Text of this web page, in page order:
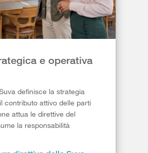
e operativa
definisce la strategia
contributo attivo delle parti
attua le direttive del
la responsabilità